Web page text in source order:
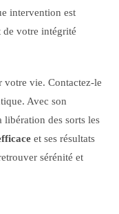
intervention est
de votre intégrité
votre vie. Contactez-le
Avec son
libération des sorts les
et ses résultats
sérénité et